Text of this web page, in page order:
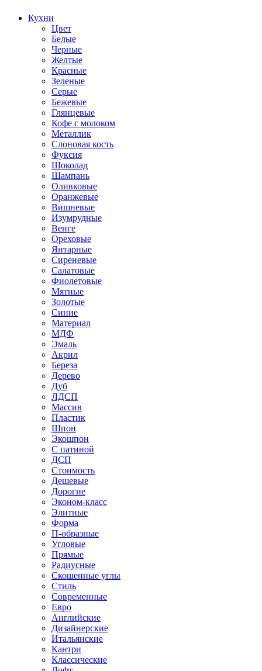
Кухни
Цвет
Белые
Черные
Желтые
Красные
Зеленые
Серые
Бежевые
Глянцевые
Кофе с молоком
Металлик
Слоновая кость
Фуксия
Шоколад
Шампань
Оливковые
Оранжевые
Вишневые
Изумрудные
Венге
Ореховые
Янтарные
Сиреневые
Салатовые
Фиолетовые
Мятные
Золотые
Синие
Материал
МДФ
Эмаль
Акрил
Береза
Дерево
Дуб
ЛДСП
Массив
Пластик
Шпон
Экошпон
С патиной
ДСП
Стоимость
Дешевые
Дорогие
Эконом-класс
Элитные
Форма
П-образные
Угловые
Прямые
Радиусные
Скошенные углы
Стиль
Современные
Евро
Английские
Дизайнерские
Итальянские
Кантри
Классические